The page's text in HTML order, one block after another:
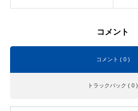
コメント
コメント ( 0 )
トラックバック ( 0 )